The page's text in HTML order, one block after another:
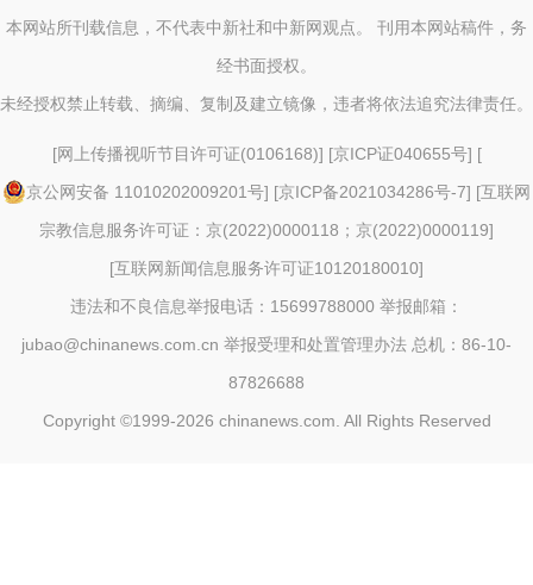
本网站所刊载信息，不代表中新社和中新网观点。 刊用本网站稿件，务
经书面授权。
未经授权禁止转载、摘编、复制及建立镜像，违者将依法追究法律责任。
[网上传播视听节目许可证(0106168)] [京ICP证040655号] [
京公网安备 11010202009201号] [京ICP备2021034286号-7] [互联网
宗教信息服务许可证：京(2022)0000118；京(2022)0000119]
[互联网新闻信息服务许可证10120180010]
违法和不良信息举报电话：15699788000 举报邮箱：
jubao@chinanews.com.cn 举报受理和处置管理办法 总机：86-10-
87826688
Copyright ©1999-2026 chinanews.com. All Rights Reserved